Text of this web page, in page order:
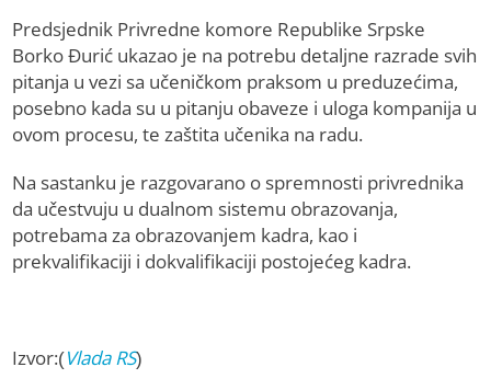
Predsjednik Privredne komore Republike Srpske
Borko Đurić ukazao je na potrebu detaljne razrade svih
pitanja u vezi sa učeničkom praksom u preduzećima,
posebno kada su u pitanju obaveze i uloga kompanija u
ovom procesu, te zaštita učenika na radu.
Na sastanku je razgovarano o spremnosti privrednika
da učestvuju u dualnom sistemu obrazovanja,
potrebama za obrazovanjem kadra, kao i
prekvalifikaciji i dokvalifikaciji postojećeg kadra.​
Izvor:(Vlada RS)